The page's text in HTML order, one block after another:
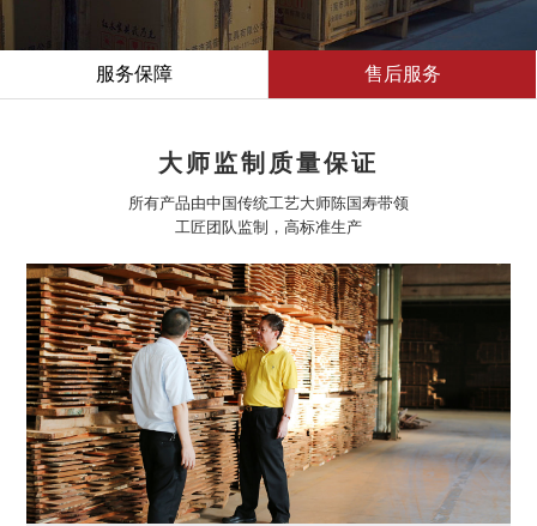
服务保障 售后服务
大师监制质量保证
所有产品由中国传统工艺大师陈国寿带领
工匠团队监制，高标准生产